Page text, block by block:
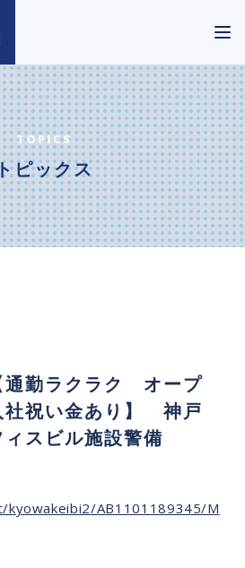
TOPICS
ピックス
通勤ラクラク オープ
祝い金あり】 神戸
スビル施設警備
AB1101189345/M